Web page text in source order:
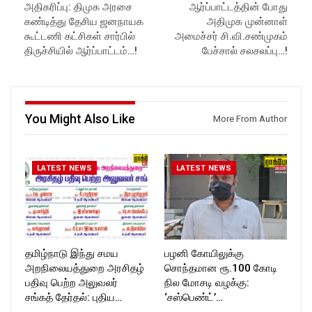
https://www.youtube.com/@r
ockforttimes
Like us on:
https://www.facebook.com/R
ockforttimes
Follow us on:
https://twitter.com/ROCKFOR
T_TIMES
https://www.youtube.com/@r
ockforttimes
Like us on:
Follow us on:
T_TIMESC
அதிகரிப்பு: திமுக அரசை
கண்டித்து தேசிய ஜனநாயக
கூட்டணி கட்சிகள் சார்பில்
திருச்சியில் ஆர்ப்பாட்டம்…!
ஆர்ப்பாட்டத்தின் போது
அதிமுக முன்னாள்
அமைச்சர் சி.வி.சண்முகம்
பேச்சால் சலசலப்பு…!
You Might Also Like More From Author
LATEST NEWS
தமிழ்நாடு இந்து சமய
அறநிலையத்துறை அரசிதழ்
பதிவு பெற்ற அலுவலர்
சங்கத் தேர்தல்: புதிய…
LATEST NEWS
பழனி கோயிலுக்கு
சொந்தமான ரூ.100 கோடி
நில மோசடி வழக்கு:
‘சஸ்பெண்ட்’…